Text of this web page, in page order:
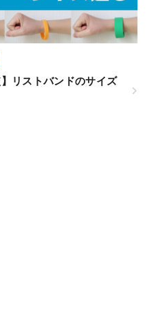
】リストバンドのサイズ